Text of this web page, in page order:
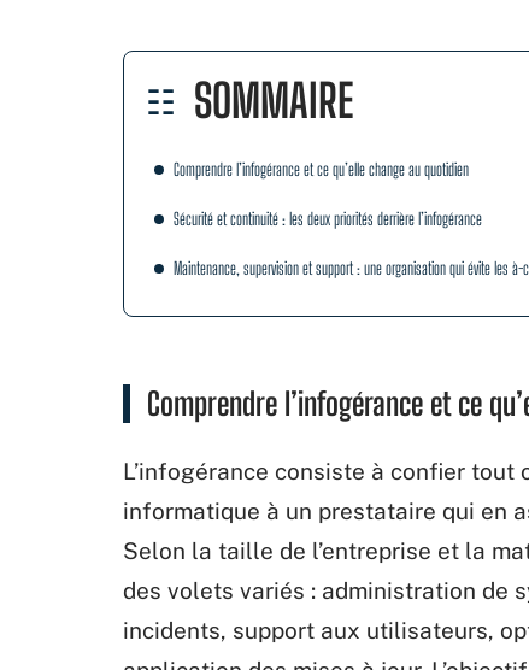
SOMMAIRE
Comprendre l’infogérance et ce qu’elle change au quotidien
Sécurité et continuité : les deux priorités derrière l’infogérance
Maintenance, supervision et support : une organisation qui évite les à-
Comprendre l’infogérance et ce
L’infogérance consiste à confier
informatique à un prestataire qui en
Selon la taille de l’entreprise et la
des volets variés : administration de
incidents, support aux utilisateurs,